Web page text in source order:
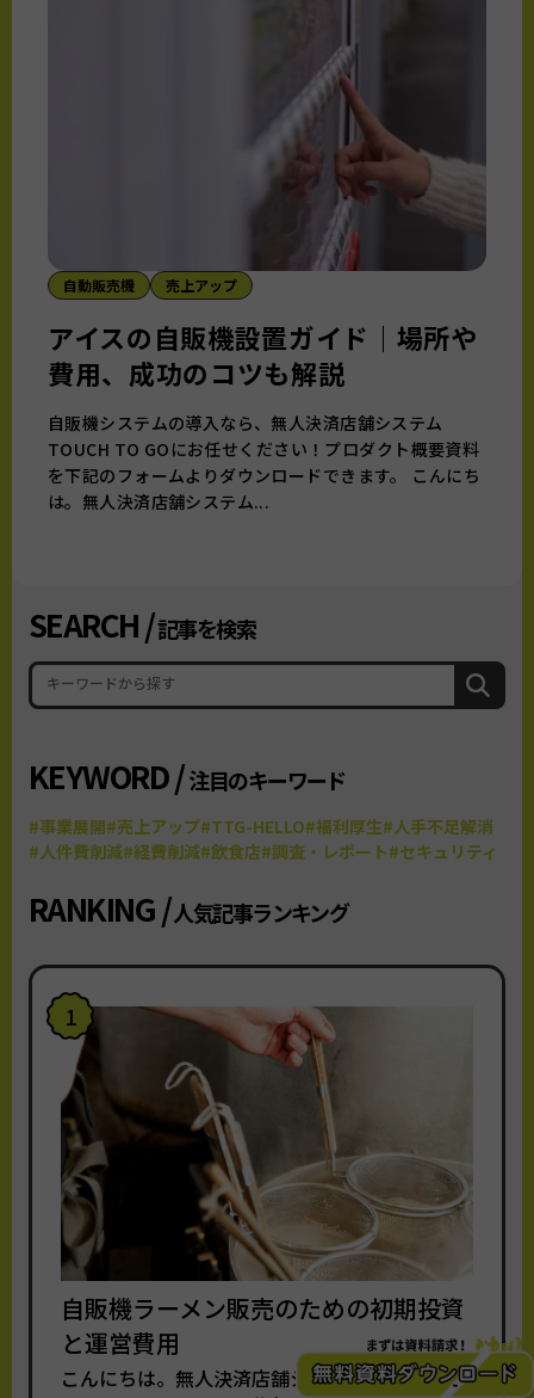
自動販売機 売上アップ
アイスの自販機設置ガイド｜場所や
費用、成功のコツも解説
自販機システムの導入なら、無人決済店舗システム
TOUCH TO GOにお任せください！プロダクト概要資料
を下記のフォームよりダウンロードできます。 こんにち
は。無人決済店舗システム...
SEARCH /記事を検索
KEYWORD /注目のキーワード
#事業展開#売上アップ#TTG-HELLO#福利厚生#人手不足解消
#人件費削減#経費削減#飲食店#調査・レポート#セキュリティ
RANKING /人気記事ランキング
1
自販機ラーメン販売のための初期投資
と運営費用
こんにちは。無人決済店舗システムを提供して